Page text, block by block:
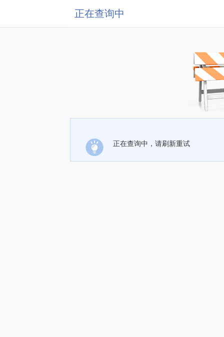
正在查询中
正在查询中，请刷新重试